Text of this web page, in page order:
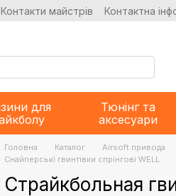
Контакти майстрів Контактна
для
Тюнінг та
аксесуари
Головна Каталог Airsoft привода
Снайперські гвинтівки спрінгові WELL
Страйкбольная